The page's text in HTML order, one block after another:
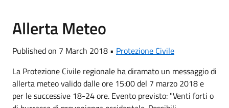
Allerta Meteo
Published on 7 March 2018 • Protezione Civile
La Protezione Civile regionale ha diramato un messaggio di
allerta meteo valido dalle ore 15:00 del 7 marzo 2018 e
per le successive 18-24 ore. Evento previsto: "Venti forti o